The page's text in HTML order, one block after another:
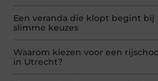
Een veranda die klopt begint bij
slimme keuzes
Waarom kiezen voor een
in Utrecht?